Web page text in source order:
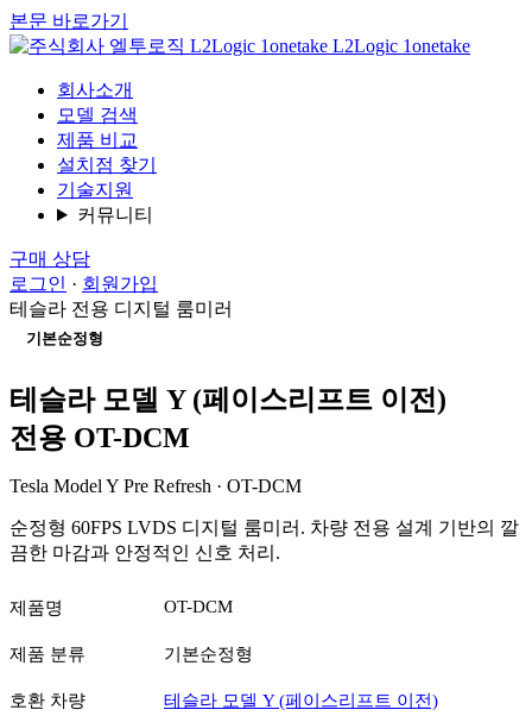
본문 바로가기
L2Logic 1onetake
회사소개
모델 검색
제품 비교
설치점 찾기
기술지원
커뮤니티
구매 상담
로그인 · 회원가입
테슬라 전용 디지털 룸미러
기본순정형
테슬라 모델 Y (페이스리프트 이전)
전용 OT-DCM
Tesla Model Y Pre Refresh · OT-DCM
순정형 60FPS LVDS 디지털 룸미러. 차량 전용 설계 기반의 깔
끔한 마감과 안정적인 신호 처리.
제품명 OT-DCM
제품 분류 기본순정형
호환 차량 테슬라 모델 Y (페이스리프트 이전)